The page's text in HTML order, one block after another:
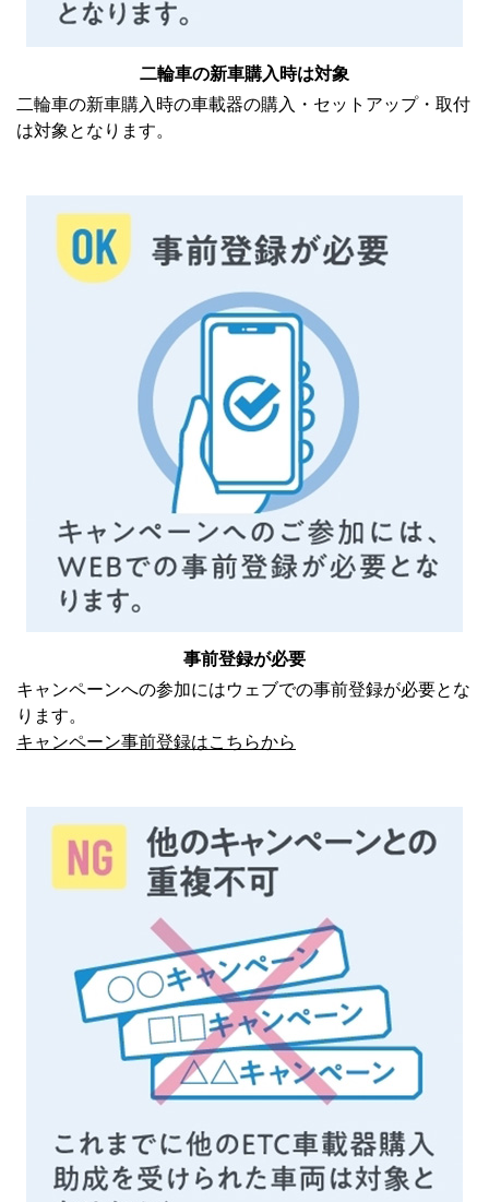
二輪車の新車購入時は対象
二輪車の新車購入時の車載器の購入・セットアップ・取付
は対象となります。
事前登録が必要
キャンペーンへの参加にはウェブでの事前登録が必要とな
ります。
キャンペーン事前登録はこちらから